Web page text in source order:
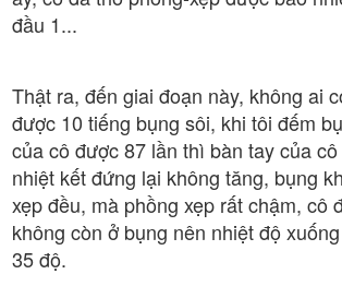
đầu 1...
Thật ra, đến giai đoạn này, không ai
được 10 tiếng bụng sôi, khi tôi đếm
của cô được 87 lần thì bàn tay của
nhiệt kết đứng lại không tăng, bụng
xẹp đều, mà phồng xẹp rất chậm, cô
không còn ở bụng nên nhiệt độ
35 độ.